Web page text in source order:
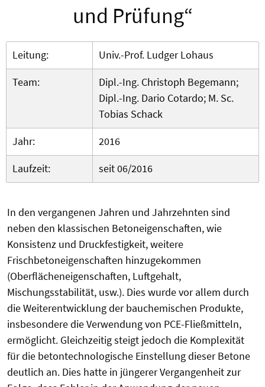
und Prüfung“
Leitung:
Univ.-Prof. Ludger Lohaus
Team:
Dipl.-Ing. Christoph Begemann;
Dipl.-Ing. Dario Cotardo; M. Sc.
Tobias Schack
Jahr:
2016
Laufzeit:
seit 06/2016
In den vergangenen Jahren und Jahrzehnten sind
neben den klassischen Betoneigenschaften, wie
Konsistenz und Druckfestigkeit, weitere
Frischbetoneigenschaften hinzugekommen
(Oberflächeneigenschaften, Luftgehalt,
Mischungsstabilität, usw.). Dies wurde vor allem durch
die Weiterentwicklung der bauchemischen Produkte,
insbesondere die Verwendung von PCE-Fließmitteln,
ermöglicht. Gleichzeitig steigt jedoch die Komplexität
für die betontechnologische Einstellung dieser Betone
deutlich an. Dies hatte in jüngerer Vergangenheit zur